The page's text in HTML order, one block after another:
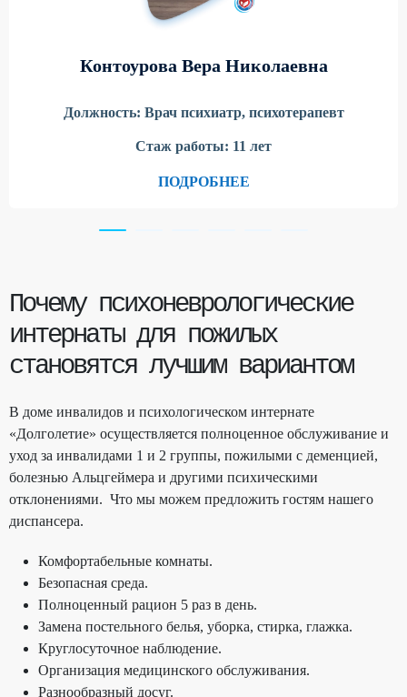
Контоурова Вера Николаевна
Должность: Врач психиатр, психотерапевт
Стаж работы: 11 лет
ПОДРОБНЕЕ
Почему психоневрологические
интернаты для пожилых
становятся лучшим вариантом
В доме инвалидов и психологическом интернате
«Долголетие» осуществляется полноценное обслуживание и
уход за инвалидами 1 и 2 группы, пожилыми с деменцией,
болезнью Альцгеймера и другими психическими
отклонениями. Что мы можем предложить гостям нашего
диспансера.
Комфортабельные комнаты.
Безопасная среда.
Полноценный рацион 5 раз в день.
Замена постельного белья, уборка, стирка, глажка.
Круглосуточное наблюдение.
Организация медицинского обслуживания.
Разнообразный досуг.